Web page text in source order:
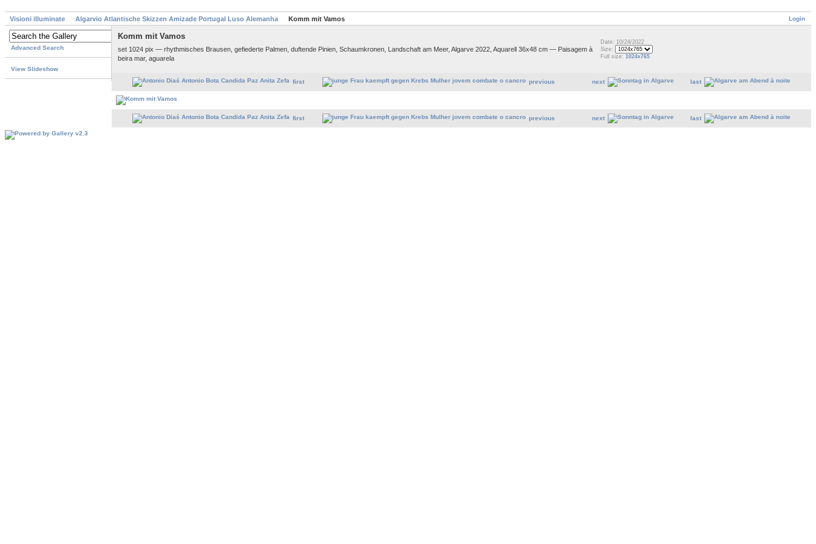
Login
Visioni illuminate Algarvio Atlantische Skizzen Amizade Portugal Luso Alemanha Komm mit Vamos
Advanced Search
View Slideshow
Komm mit Vamos
set 1024 pix — rhythmisches Brausen, gefiederte Palmen, duftende Pinien, Schaumkronen, Landschaft am Meer, Algarve 2022, Aquarell 36x48 cm — Paisagem à
beira mar, aguarela
Date: 10/24/2022
Size:
Full size: 1024x765
next last
first previous
next last
first previous